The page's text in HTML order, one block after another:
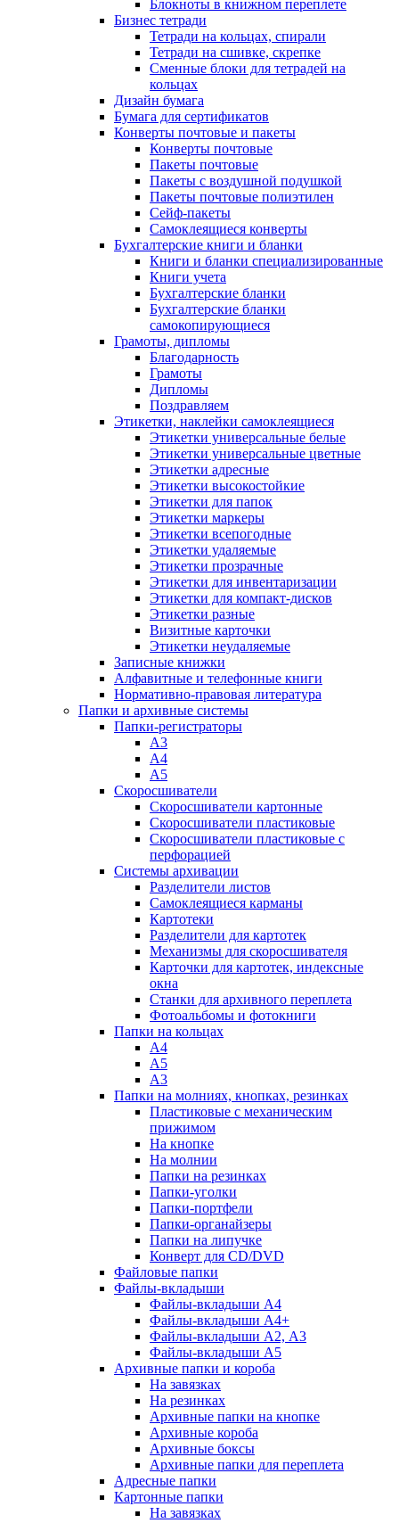
Блокноты в книжном переплете
Бизнес тетради
Тетради на кольцах, спирали
Тетради на сшивке, скрепке
Сменные блоки для тетрадей на
кольцах
Дизайн бумага
Бумага для сертификатов
Конверты почтовые и пакеты
Конверты почтовые
Пакеты почтовые
Пакеты с воздушной подушкой
Пакеты почтовые полиэтилен
Сейф-пакеты
Самоклеящиеся конверты
Бухгалтерские книги и бланки
Книги и бланки специализированные
Книги учета
Бухгалтерские бланки
Бухгалтерские бланки
самокопирующиеся
Грамоты, дипломы
Благодарность
Грамоты
Дипломы
Поздравляем
Этикетки, наклейки самоклеящиеся
Этикетки универсальные белые
Этикетки универсальные цветные
Этикетки адресные
Этикетки высокостойкие
Этикетки для папок
Этикетки маркеры
Этикетки всепогодные
Этикетки удаляемые
Этикетки прозрачные
Этикетки для инвентаризации
Этикетки для компакт-дисков
Этикетки разные
Визитные карточки
Этикетки неудаляемые
Записные книжки
Алфавитные и телефонные книги
Нормативно-правовая литература
Папки и архивные системы
Папки-регистраторы
А3
А4
А5
Скоросшиватели
Скоросшиватели картонные
Скоросшиватели пластиковые
Скоросшиватели пластиковые с
перфорацией
Системы архивации
Разделители листов
Самоклеящиеся карманы
Картотеки
Разделители для картотек
Механизмы для скоросшивателя
Карточки для картотек, индексные
окна
Станки для архивного переплета
Фотоальбомы и фотокниги
Папки на кольцах
А4
А5
А3
Папки на молниях, кнопках, резинках
Пластиковые с механическим
прижимом
На кнопке
На молнии
Папки на резинках
Папки-уголки
Папки-портфели
Папки-органайзеры
Папки на липучке
Конверт для CD/DVD
Файловые папки
Файлы-вкладыши
Файлы-вкладыши А4
Файлы-вкладыши А4+
Файлы-вкладыши А2, А3
Файлы-вкладыши А5
Архивные папки и короба
На завязках
На резинках
Архивные папки на кнопке
Архивные короба
Архивные боксы
Архивные папки для переплета
Адресные папки
Картонные папки
На завязках